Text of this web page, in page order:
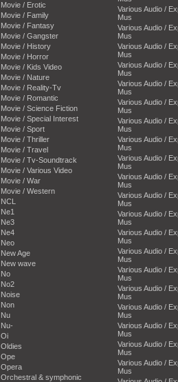
Movie / Erotic
Movie / Family
Movie / Fantasy
Movie / Gangster
Movie / History
Movie / Horror
Movie / Kids Video
Movie / Nature
Movie / Reality-Tv
Movie / Romantic
Movie / Science Fiction
Movie / Special Interest
Movie / Sport
Movie / Thriller
Movie / Travel
Movie / Tv-Soundtrack
Movie / Various Video
Movie / War
Movie / Western
NCL
Ne1
Ne3
Ne4
Neo
New Age
New wave
No
No2
Noise
Non
Nu
Nu-
Oi
Oldies
Ope
Opera
Orchestral & symphonic
Various Audio /
Mus
Various Audio /
Mus
Various Audio /
Mus
Various Audio /
Mus
Various Audio /
Mus
Various Audio /
Mus
Various Audio /
Mus
Various Audio /
Mus
Various Audio /
Mus
Various Audio /
Mus
Various Audio /
Mus
Various Audio /
Mus
Various Audio /
Mus
Various Audio /
Mus
Various Audio /
Mus
Various Audio /
Mus
Various Audio /
Mus
Various Audio /
Mus
Various Audio /
Mus
Various Audio /
Mus